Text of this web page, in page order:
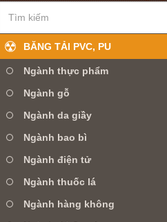
Hotline:
TRANG CHỦ
LIÊN HỆ
BĂNG TẢI PVC, PU
Ngành thực phẩm
Ngành gỗ
Ngành da giầy
Ngành bao bì
Ngành điện tử
Ngành thuốc lá
Ngành hàng không